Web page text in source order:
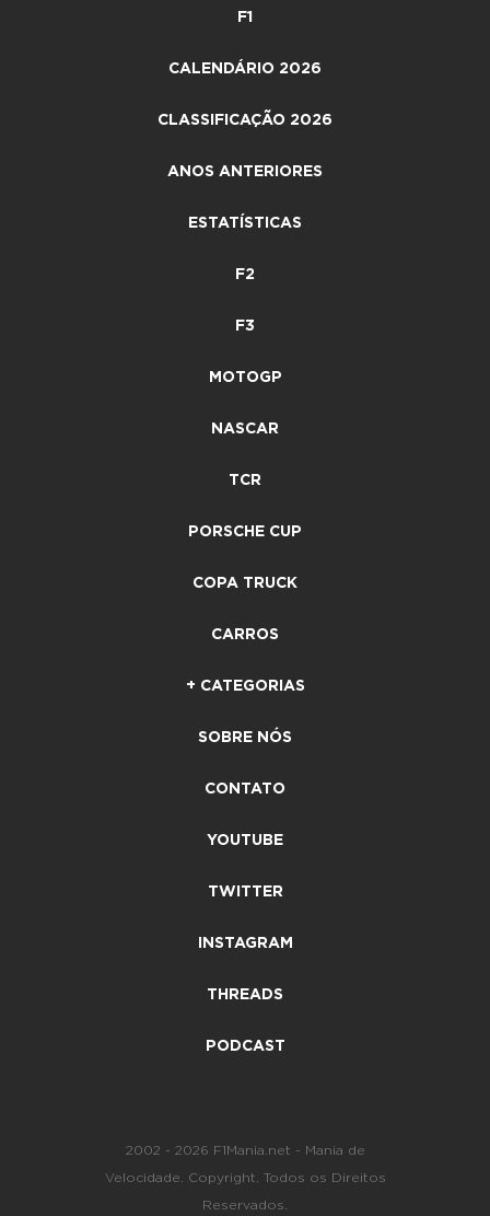
F1
CALENDÁRIO 2026
CLASSIFICAÇÃO 2026
ANOS ANTERIORES
ESTATÍSTICAS
F2
F3
MOTOGP
NASCAR
TCR
PORSCHE CUP
COPA TRUCK
CARROS
+ CATEGORIAS
SOBRE NÓS
CONTATO
YOUTUBE
TWITTER
INSTAGRAM
THREADS
PODCAST
2002 - 2026 F1Mania.net - Mania de
Velocidade. Copyright. Todos os Direitos
Reservados.